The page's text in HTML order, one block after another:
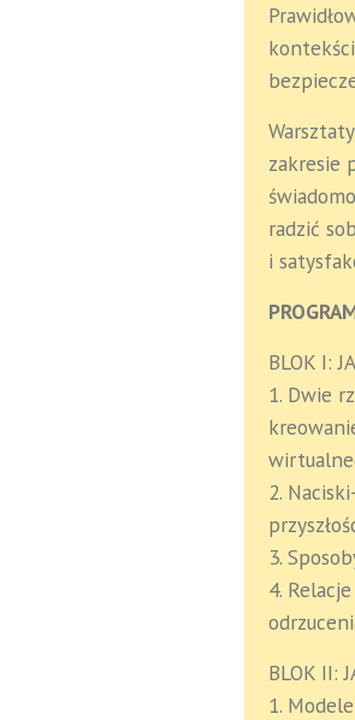
zakresie
radzić
i
BLOK I:
1. Dwie
2.
3.
4.
BLOK II:
1.